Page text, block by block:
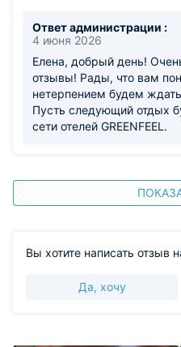
Ответ администрации :
4 июня 2026
Елена, добрый день!
отзывы! Рады, что вам
нетерпением будем
Пусть следующий отдых
сети отелей GREENFEEL.
Вы хотите написать отзыв
Да, хочу